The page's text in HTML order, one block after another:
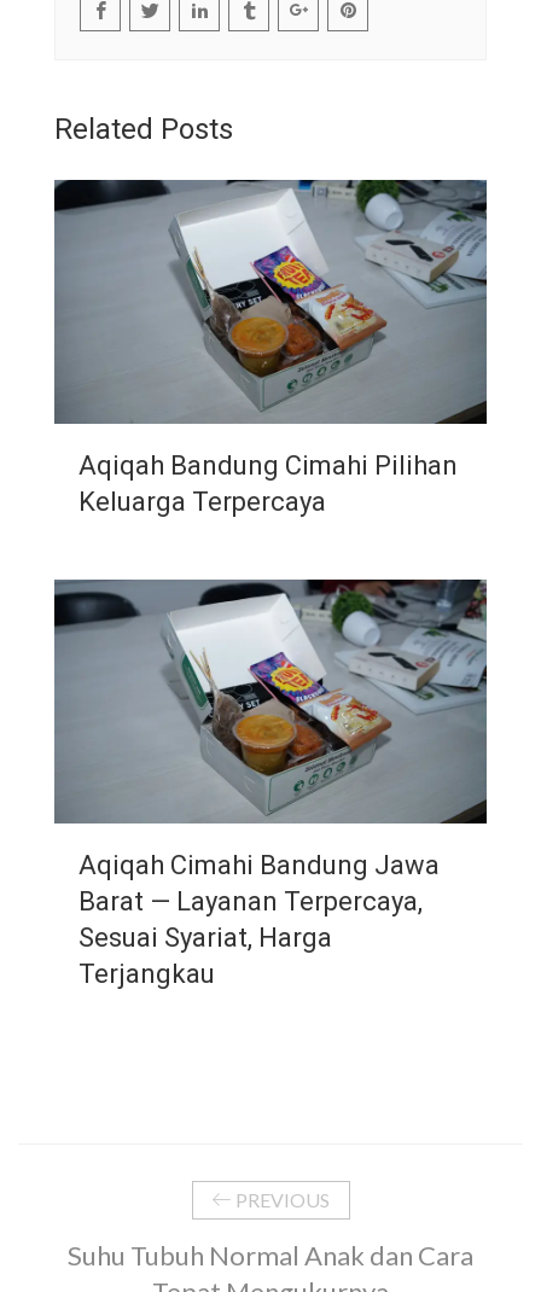
Related Posts
Aqiqah Bandung Cimahi Pilihan
Keluarga Terpercaya
Aqiqah Cimahi Bandung Jawa
Barat — Layanan Terpercaya,
Sesuai Syariat, Harga
Terjangkau
PREVIOUS
Suhu Tubuh Normal Anak dan Cara